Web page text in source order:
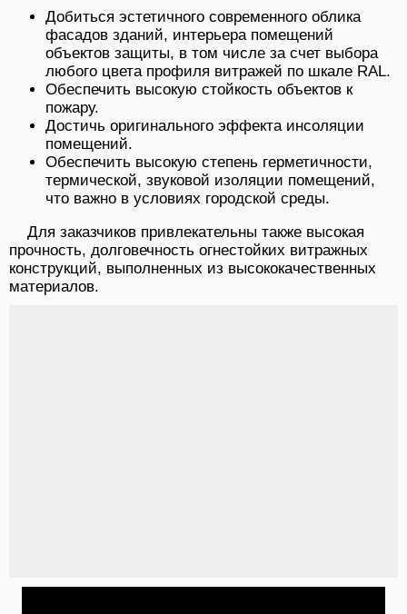
Добиться эстетичного современного облика
фасадов зданий, интерьера помещений
объектов защиты, в том числе за счет выбора
любого цвета профиля витражей по шкале RAL.
Обеспечить высокую стойкость объектов к
пожару.
Достичь оригинального эффекта инсоляции
помещений.
Обеспечить высокую степень герметичности,
термической, звуковой изоляции помещений,
что важно в условиях городской среды.
Для заказчиков привлекательны также высокая
прочность, долговечность огнестойких витражных
конструкций, выполненных из высококачественных
материалов.